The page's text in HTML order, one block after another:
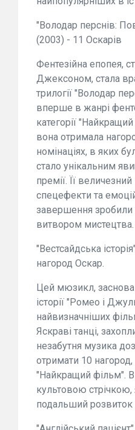
"Володар перснів:
(2003) - 11 Оскарів
Фентезійна епопея,
Джексоном, стала
трилогії "Володар
вперше в жанрі
категорії
вона отримала
номінаціях, в яких
стало унікальним
премії. Її
спецефекти та
завершення
витвором мистецтва.
"Вестсайдська
нагород Оскар.
Цей мюзикл,
історії "Ромео і
найвизначніших
Яскраві танці,
незабутня музика
отримати 10
"Найкращий фільм".
культовою
подальший розвиток